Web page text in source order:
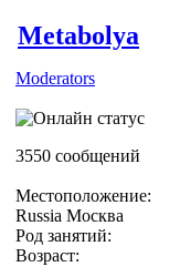
Metabolya
Moderators
3550 сообщений
Местоположение:
Russia Москва
Род занятий:
Возраст: